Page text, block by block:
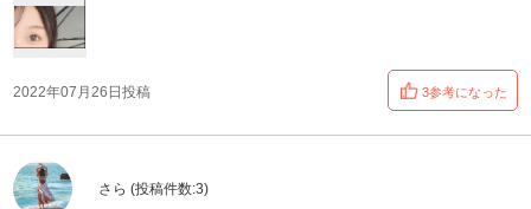
2022年07月26日投稿 3参考になった
さら (投稿件数:3)